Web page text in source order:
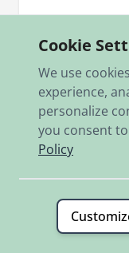
366.1.14.801.1
Schalthebel
Cookie
We use
experience,
personalize
you consent
Policy